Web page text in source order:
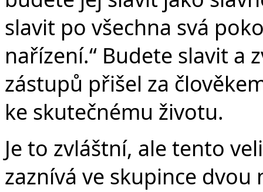
slavit po všechna svá
nařízení.“ Budete slavit a
zástupů přišel za
ke skutečnému životu.
Je to zvláštní, ale tento
zaznívá ve skupince dvou